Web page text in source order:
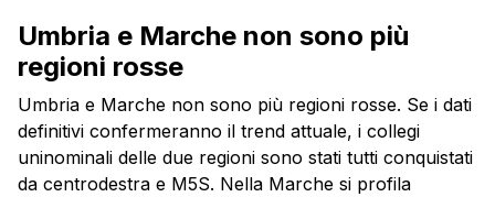
Umbria e Marche non sono più
regioni rosse
Umbria e Marche non sono più regioni rosse. Se i dati
definitivi confermeranno il trend attuale, i collegi
uninominali delle due regioni sono stati tutti conquistati
da centrodestra e M5S. Nella Marche si profila